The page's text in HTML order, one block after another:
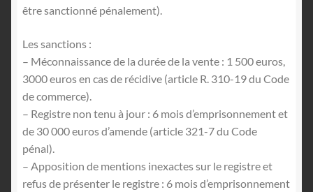
être sanctionné pénalement).
Les sanctions :
– Méconnaissance de la durée de la vente : 1 500 euros,
3000 euros en cas de récidive (article R. 310-19 du Code
de commerce).
– Registre non tenu à jour : 6 mois d’emprisonnement et
de 30 000 euros d’amende (article 321-7 du Code
pénal).
– Apposition de mentions inexactes sur le registre et
refus de présenter le registre : 6 mois d’emprisonnement